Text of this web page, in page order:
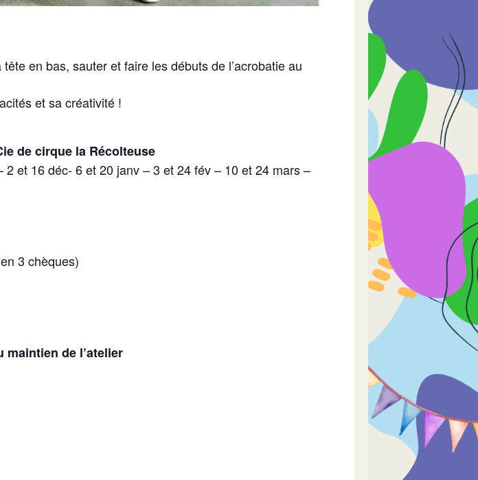
en bas, sauter et faire les débuts de l’acrobatie au
et sa créativité !
de cirque la Récolteuse
et 16 déc- 6 et 20 janv – 3 et 24 fév – 10 et 24 mars –
3 chèques)
de l’atelier